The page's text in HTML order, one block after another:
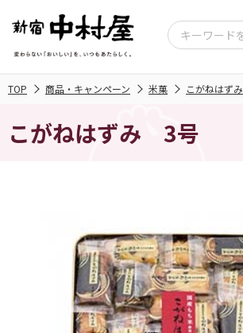
TOP 商品・キャンペーン 米菓 こがねはずみ
こがねはずみ 3号